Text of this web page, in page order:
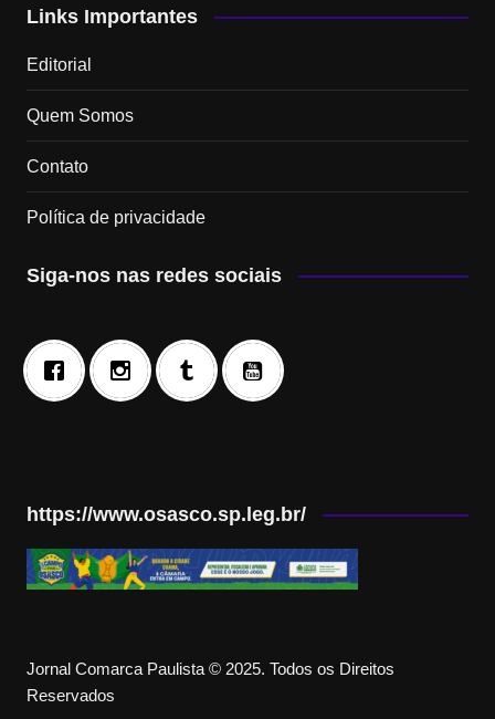
Links Importantes
Editorial
Quem Somos
Contato
Política de privacidade
Siga-nos nas redes sociais
https://www.osasco.sp.leg.br/
Jornal Comarca Paulista © 2025. Todos os Direitos
Reservados